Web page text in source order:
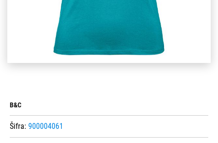
B&C
Šifra: 900004061